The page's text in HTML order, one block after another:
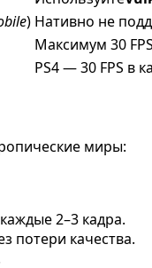
) Нативно не
Максимум 30
PS4 — 30 FPS в
миры:
2–3 кадра.
потери качества.